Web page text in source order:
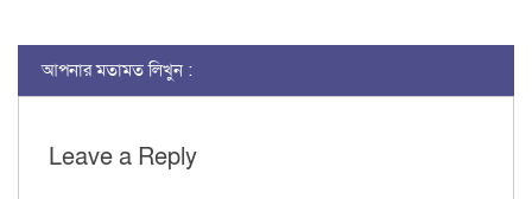
আপনার মতামত লিখুন :
Leave a Reply